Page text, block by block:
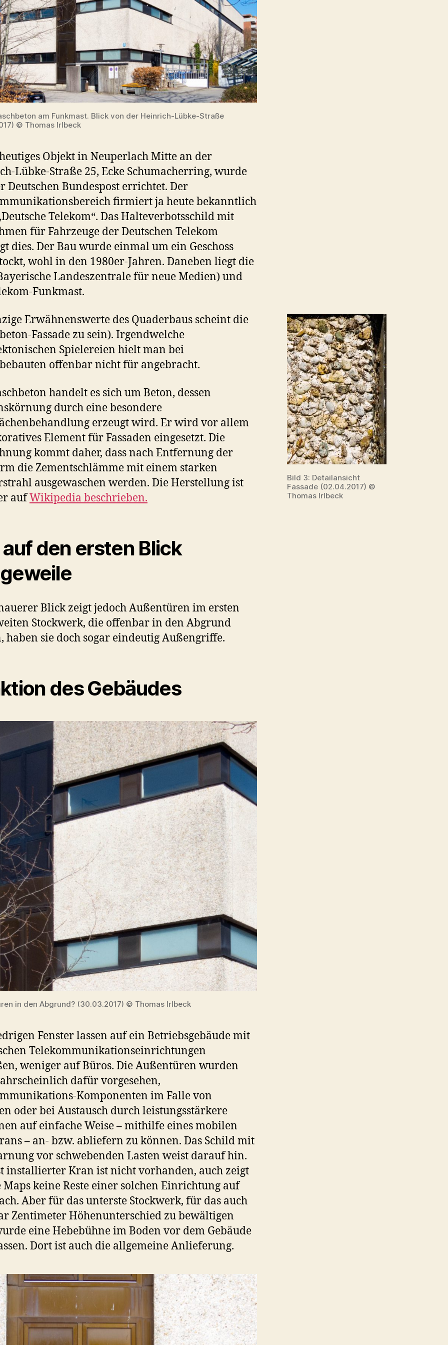
am Funkmast. Blick von der Heinrich-Lübke-Straße
© Thomas Irlbeck
Objekt in Neuperlach Mitte an der
Lübke-Straße 25, Ecke Schumacherring, wurde
Deutschen Bundespost errichtet. Der
firmiert ja heute bekanntlich
Telekom“. Das Halteverbotsschild mit
für Fahrzeuge der Deutschen Telekom
dies. Der Bau wurde einmal um ein Geschoss
wohl in den 1980er-Jahren. Daneben liegt die
Landeszentrale für neue Medien) und
Funkmast.
Bild 3: Detailansicht
Fassade (02.04.2017) ©
Thomas Irlbeck
Erwähnenswerte des Quaderbaus scheint die
Fassade zu sein). Irgendwelche
Spielereien hielt man bei
offenbar nicht für angebracht.
handelt es sich um Beton, dessen
durch eine besondere
erzeugt wird. Er wird vor allem
Element für Fassaden eingesetzt. Die
kommt daher, dass nach Entfernung der
die Zementschlämme mit einem starken
ausgewaschen werden. Die Herstellung ist
aufWikipedia beschrieben.
den ersten Blick
Blick zeigt jedoch Außentüren im ersten
Stockwerk, die offenbar in den Abgrund
haben sie doch sogar eindeutig Außengriffe.
des Gebäudes
in den Abgrund? (30.03.2017) © Thomas Irlbeck
Fenster lassen auf ein Betriebsgebäude mit
Telekommunikationseinrichtungen
weniger auf Büros. Die Außentüren wurden
dafür vorgesehen,
Komponenten im Falle von
oder bei Austausch durch leistungsstärkere
auf einfache Weise – mithilfe eines mobilen
– an- bzw. abliefern zu können. Das Schild mit
vor schwebenden Lasten weist darauf hin.
installierter Kran ist nicht vorhanden, auch zeigt
Maps keine Reste einer solchen Einrichtung auf
Aber für das unterste Stockwerk, für das auch
Zentimeter Höhenunterschied zu bewältigen
eine Hebebühne im Boden vor dem Gebäude
Dort ist auch die allgemeine Anlieferung.